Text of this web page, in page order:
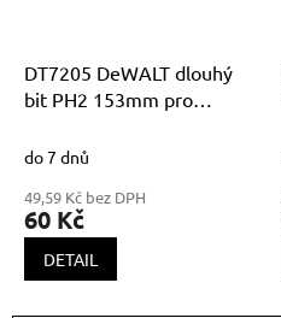
DT7205 DeWALT dlouhý
bit PH2 153mm pro
do 7 dnů
49,59 Kč bez DPH
60 Kč
DETAIL